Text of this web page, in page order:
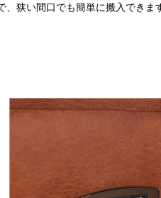
、狭い間口でも簡単に搬入できま